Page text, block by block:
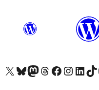
Besøk vår konto på X Visit our Bluesky account
Besøk vår Mastodon-konto
Visit our Threads account
Besøk vår Facebook-sideBesøk vår Instagram-konto
Besøk vårVisit